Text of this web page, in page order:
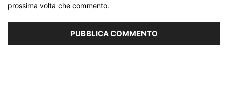
prossima volta che commento.